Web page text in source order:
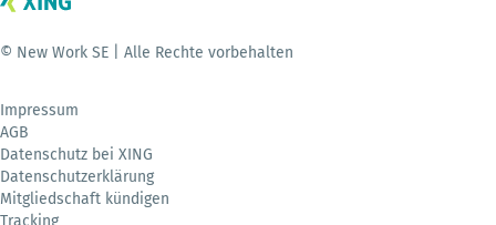
© New Work SE | Alle Rechte vorbehalten
Impressum
AGB
Datenschutz bei XING
Datenschutzerklärung
Mitgliedschaft kündigen
Tracking